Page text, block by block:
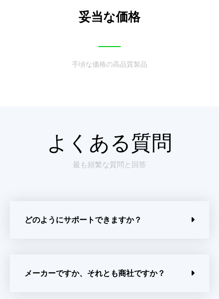
妥当な価格
手頃な価格の高品質製品
よくある質問
最も頻繁な質問と回答
どのようにサポートできますか？
メーカーですか、それとも商社ですか？